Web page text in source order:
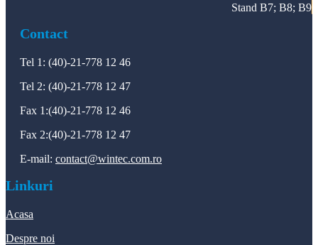
Stand B7; B8; B9
Contact
Tel 1: (40)-21-778 12 46
Tel 2: (40)-21-778 12 47
Fax 1:(40)-21-778 12 46
Fax 2:(40)-21-778 12 47
E-mail: contact@wintec.com.ro
Linkuri
Acasa
Despre noi